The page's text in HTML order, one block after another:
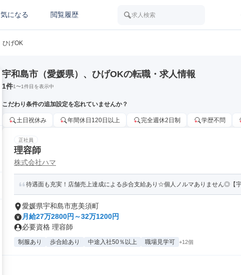
気になる 閲覧履歴 求人検索
ひげOK
宇和島市（愛媛県）、ひげOKの転職・求人情報
1件1〜1件目を表示中
こだわり条件の追加設定を忘れていませんか？
土日祝休み 年間休日120日以上 完全週休2日制 学歴不問
正社員
理容師
株式会社ハマ
待遇面も充実！店舗売上達成による歩合支給あり☆個人ノルマありません◎【
愛媛県宇和島市恵美須町
月給27万2800円～32万1200円
必要資格 理容師
制服あり 歩合給あり 中途入社50％以上 職場見学可 +12個